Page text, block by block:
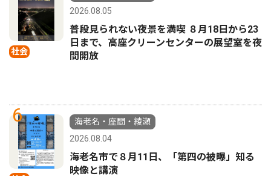
社会
2026.08.05
普段見られない夜景を満喫 ８月18日から23
日まで、高座クリーンセンターの展望室を夜
間開放
6
海老名・座間・綾瀬
2026.08.04
海老名市で８月11日、「第四の被曝」知る
映像と講演